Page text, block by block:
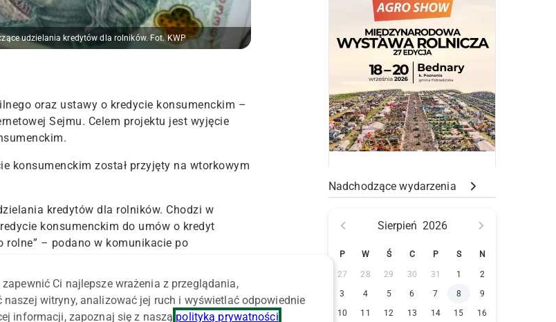
udzielania kredytów dla rolników. Fot. KWP
oraz ustawy o kredycie konsumenckim –
Sejmu. Celem projektu jest wyjęcie
konsumenckim został przyjęty na wtorkowym
kredytów dla rolników. Chodzi w
konsumenckim do umów o kredyt
– podano w komunikacie po
do finansowania dla rolników, które
niepewności prawnej, jeśli chodzi o
Nadchodzące wydarzenia
Sierpień 2026
P W Ś C P S N
27 28 29 30 31 1
2
3
4 5 6 7 8
9
10
11 12 13 14 15
16
Ci najlepsze wrażenia z przeglądania,
witryny, analizować jej ruch i wyświetlać odpowiednie
informacji, zapoznaj się z naszą polityką prywatności